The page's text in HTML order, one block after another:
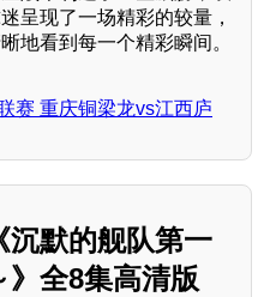
呈现了一场精彩的较量，
地看到每一个精彩瞬间。
赛 重庆铜梁龙vs江西庐
沉默的舰队第一
全8集高清版